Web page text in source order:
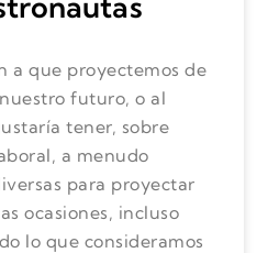
a que proyectemos de
futuro, o al
tener, sobre
a menudo
para proyectar
ocasiones, incluso
lo que consideramos